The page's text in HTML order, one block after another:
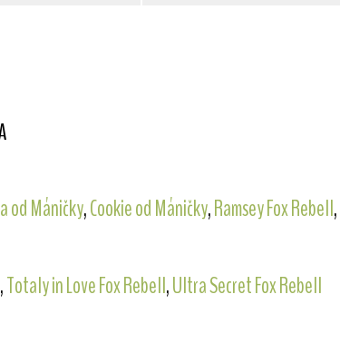
od Máničky,Cookie od Máničky,Ramsey Fox Rebell,
,Totaly in Love Fox Rebell,Ultra Secret Fox Rebell